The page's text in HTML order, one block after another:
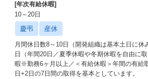
AIが変えるプロダクト開発と組織体制
【「バイブネイティブ組織」を意識した体制づ
2025年3月に新体制へと移行したタイミングで
グ（人間が一切コードを書かずに、AIがプロ
法）が登場し、
生成AIの技術に大きなブレイクスルーが起きま
[年次有給休暇]
10～20日
慶弔 産休
月間休日数8～10日（開発組織は基本土日に休
日（年間20日／夏季休暇や冬期休暇を自由に
暇※勤務6ヶ月以上／＜有給休暇＞年間の有給
日+2日の7日間の取得を基本としています。